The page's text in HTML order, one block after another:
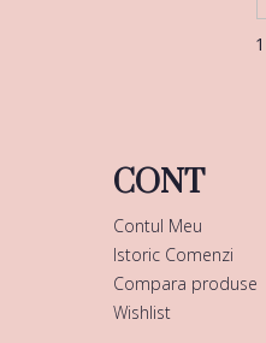
CONT
Contul Meu
Istoric Comenzi
Compara produse
Wishlist